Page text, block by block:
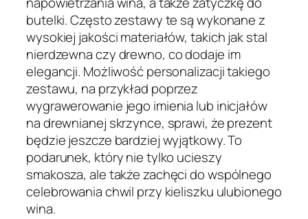
butelki. Często zestawy te są wykonane z
wysokiej jakości materiałów, takich jak stal
nierdzewna czy drewno, co dodaje im
elegancji. Możliwość personalizacji takiego
zestawu, na przykład poprzez
wygrawerowanie jego imienia lub inicjałów
na drewnianej skrzynce, sprawi, że prezent
będzie jeszcze bardziej wyjątkowy. To
podarunek, który nie tylko ucieszy
smakosza, ale także zachęci do wspólnego
celebrowania chwil przy kieliszku ulubionego
wina.